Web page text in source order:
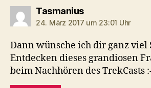
Tasmaniussagt:
24. März 2017 um 23:01 Uhr
Dann wünsche ich dir ganz viel
Entdecken dieses grandiosen
beim Nachhören des TrekCasts